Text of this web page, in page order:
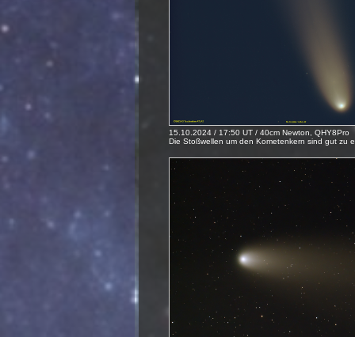
15.10.2024 / 17:50 UT / 40cm Newton, QHY8Pro
Die Stoßwellen um den Kometenkern sind gut zu